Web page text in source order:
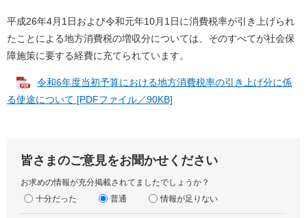
平成26年4月1日および令和元年10月1日に消費税率が引き上げられ
たことによる地方消費税の増収分については、そのすべてが社会保
障施策に要する経費に充てられています。
令和6年度当初予算における地方消費税率の引き上げ分に係
る使途について [PDFファイル／90KB]
皆さまのご意見をお聞かせください
お求めの情報が充分掲載されてましたでしょうか？
十分だった
普通 情報が足りない